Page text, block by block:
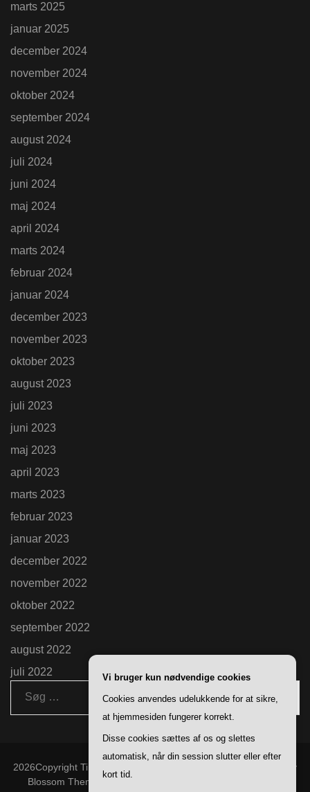
marts 2025
januar 2025
december 2024
november 2024
oktober 2024
september 2024
august 2024
juli 2024
juni 2024
maj 2024
april 2024
marts 2024
februar 2024
januar 2024
december 2023
november 2023
oktober 2023
august 2023
juli 2023
juni 2023
maj 2023
april 2023
marts 2023
februar 2023
januar 2023
december 2022
november 2022
oktober 2022
september 2022
august 2022
juli 2022
Søg
efter:
2026Copyright Ting Til Hverdagen
Blossom Chic | Developed By
Blossom Themes
Vi bruger kun nødvendige cookies
Cookies anvendes udelukkende for at sikre,
at hjemmesiden fungerer korrekt.
Disse cookies sættes af os og slettes
automatisk, når din session slutter eller efter
kort tid.